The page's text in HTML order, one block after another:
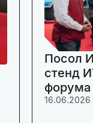
Посол
стенд
16.06.2026